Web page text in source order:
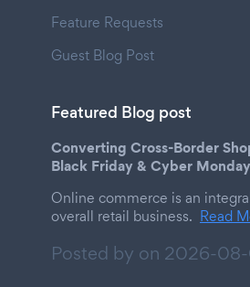
Feature Requests
Guest Blog Post
Featured Blog post
Converting Cross-Border
Black Friday & Cyber Monday
Online commerce is an
overall retail business. Read
Posted by on 2026-